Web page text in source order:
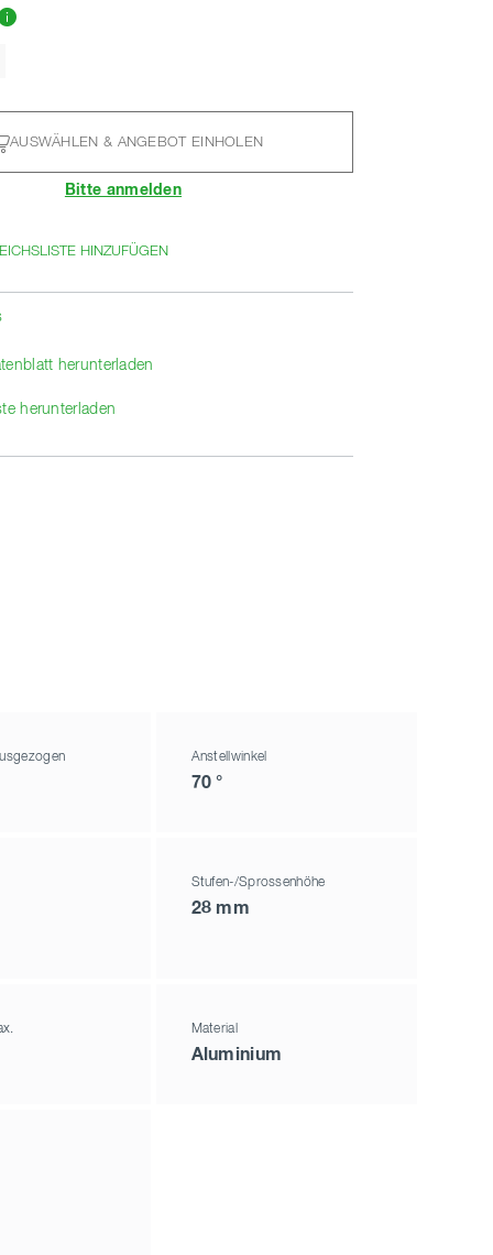
AUSWÄHLEN & ANGEBOT EINHOLEN
Bitte anmelden
HINZUFÜGEN
herunterladen
herunterladen
Anstellwinkel
70 °
Stufen-/Sprossenhöhe
28 mm
Material
Aluminium